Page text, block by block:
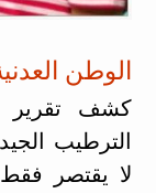
الوطن
الترطيب
لا يقتصر